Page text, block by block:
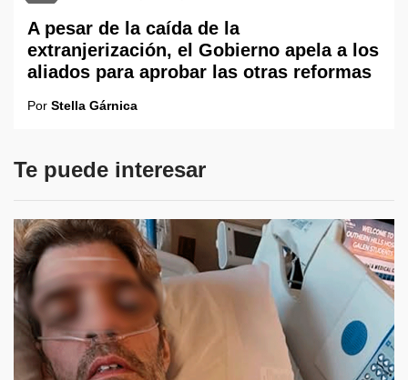
A pesar de la caída de la
extranjerización, el Gobierno apela a los
aliados para aprobar las otras reformas
Por Stella Gárnica
Te puede interesar